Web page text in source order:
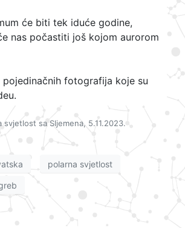
će biti tek iduće godine,
nas počastiti još kojom aurorom
pojedinačnih fotografija koje su
svjetlost sa Sljemena, 5.11.2023.
polarna svjetlost